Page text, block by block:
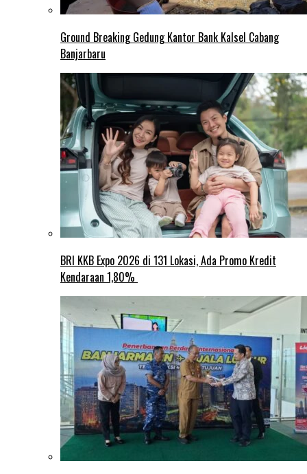
Ground Breaking Gedung Kantor Bank Kalsel Cabang
Banjarbaru
BRI KKB Expo 2026 di 131 Lokasi, Ada Promo Kredit
Kendaraan 1,80%